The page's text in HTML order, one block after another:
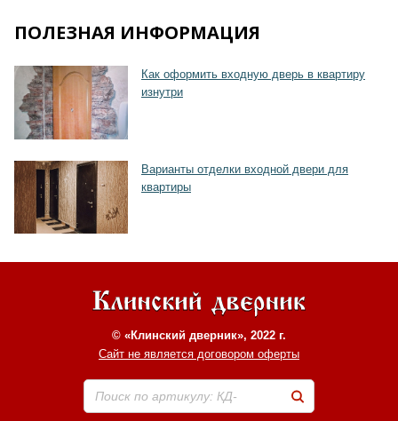
Хочу такую
ПОЛЕЗНАЯ ИНФОРМАЦИЯ
Как оформить входную дверь в квартиру
изнутри
Варианты отделки входной двери для
квартиры
© «Клинский дверник», 2022 г.
Сайт не является договором оферты
Поиск по артикулу: КД-